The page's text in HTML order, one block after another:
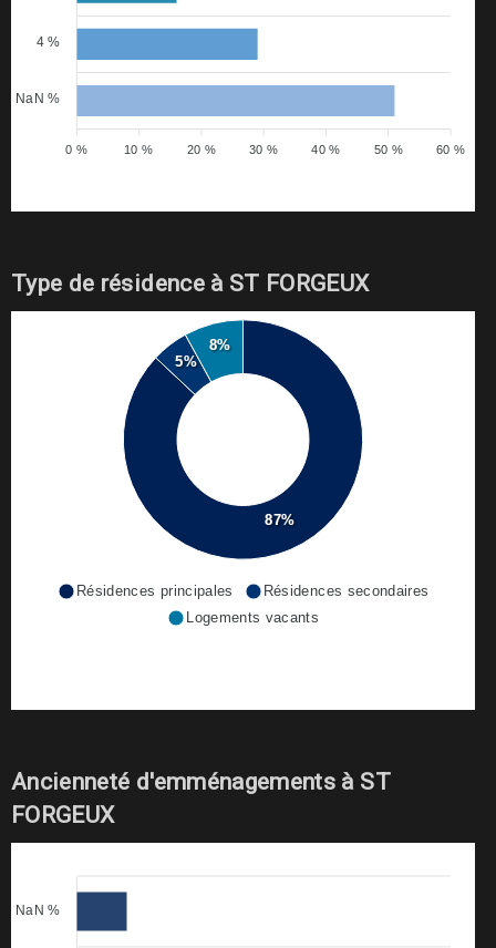
4 %
NaN %
60 %
50 %
40 %
30 %
20 %
10 %
0 %
Type de résidence à ST FORGEUX
87%
5%
8%
Résidences principales
Résidences secondaires
Logements vacants
Ancienneté d'emménagements à ST
FORGEUX
NaN %